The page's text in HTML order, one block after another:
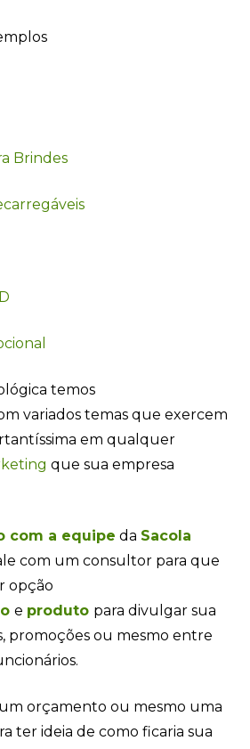
Brindes
temos
variados temas que exercem
em qualquer
que sua empresa
com a equipe da Sacola
com um consultor para que
opção
e produto para divulgar sua
promoções ou mesmo entre
orçamento ou mesmo uma
ter ideia de como ficaria sua